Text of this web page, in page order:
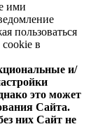
ими
пользоваться
в
и/
это может
Сайта.
них Сайт не